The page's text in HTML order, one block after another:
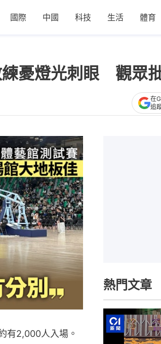
國際 中國 科技 生活 體育
憂燈光刺眼 觀眾
在
追
有2,000人入場。
熱門文章